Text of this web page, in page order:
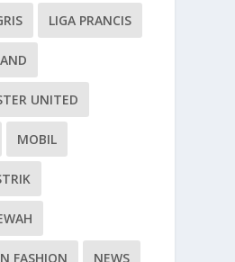
LIGA PRANCIS
UNITED
MOBIL
FASHION NEWS